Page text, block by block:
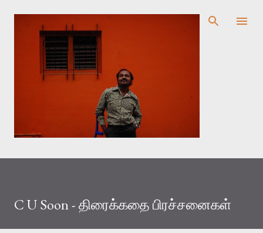
முதன்மை உள்ளடக்கத்திற்குச் செல்
C U Soon - திரைக்கதை பிரச்சனைகள்